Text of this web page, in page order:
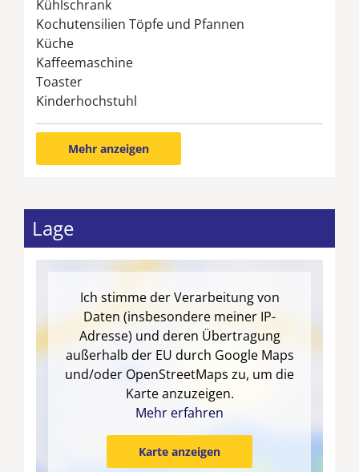
Kühlschrank
Kochutensilien Töpfe und Pfannen
Küche
Kaffeemaschine
Toaster
Kinderhochstuhl
Mehr anzeigen
Lage
Ich stimme der Verarbeitung von
Daten (insbesondere meiner IP-
Adresse) und deren Übertragung
außerhalb der EU durch Google Maps
und/oder OpenStreetMaps zu, um die
Karte anzuzeigen.
Mehr erfahren
Karte anzeigen